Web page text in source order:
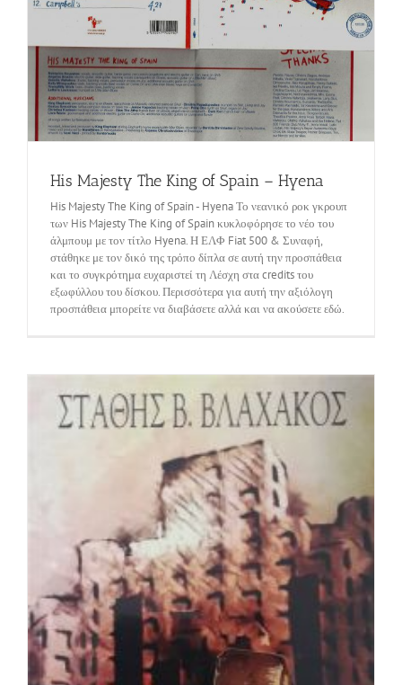
His Majesty The King of Spain – Hyena
His Majesty The King of Spain - Hyena Το νεανικό ροκ γκρουπ
των His Majesty The King of Spain κυκλοφόρησε το νέο του
άλμπουμ με τον τίτλο Hyena. Η ΕΛΦ Fiat 500 & Συναφή,
στάθηκε με τον δικό της τρόπο δίπλα σε αυτή την προσπάθεια
και το συγκρότημα ευχαριστεί τη Λέσχη στα credits του
εξωφύλλου του δίσκου. Περισσότερα για αυτή την αξιόλογη
προσπάθεια μπορείτε να διαβάσετε αλλά και να ακούσετε εδώ.